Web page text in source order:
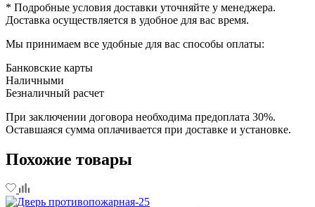
* Подробные условия доставки уточняйте у менеджера.
Доставка осуществляется в удобное для вас время.
Мы принимаем все удобные для вас способы оплаты:
Банковские карты
Наличными
Безналичный расчет
При заключении договора необходима предоплата 30%.
Оставшаяся сумма оплачивается при доставке и установке.
Похожие товары